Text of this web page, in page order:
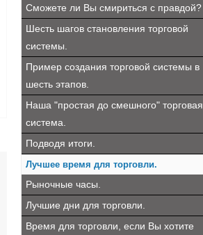
Сможете ли Вы смириться с правдой?
Шесть шагов становления торговой
системы.
Пример создания торговой системы в
шесть этапов.
Наша "простая до смешного" торговая
система.
Подводя итоги.
Лучшее время для торговли.
Рыночные часы.
Лучшие дни для торговли.
Время для торговли, если Вы хотите